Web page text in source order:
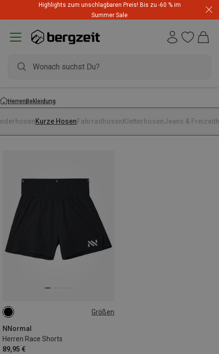
Highlights zum unschlagbaren Preis! Bis zu -60 % im
Summer Sale
HerrenBekleidung
Kurze Hosen Fahrradhosen KletterhosenJeans &
Größen
NNormal
Herren Race Shorts
89,95 €
L